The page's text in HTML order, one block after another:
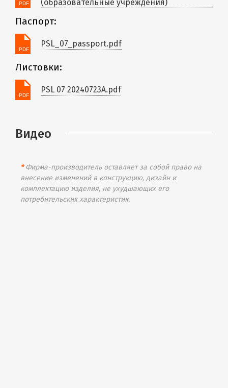
(образовательные учреждения)
Паспорт:
PSL_07_passport.pdf
Листовки:
PSL 07 20240723A.pdf
Видео
*Фирма-производитель оставляет за собой право на
внесение изменений в конструкцию, дизайн и
комплектацию изделия, не ухудшающих его
потребительских характеристик.